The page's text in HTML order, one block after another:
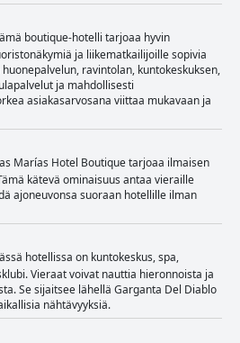
boutique-hotelli tarjoaa hyvin
ja liikematkailijoille sopivia
ravintolan, kuntokeskuksen,
ja mahdollisesti
asiakasarvosana viittaa mukavaan ja
Marías Hotel Boutique tarjoaa ilmaisen
kätevä ominaisuus antaa vieraille
ajoneuvonsa suoraan hotellille ilman
hotellissa on kuntokeskus, spa,
Vieraat voivat nauttia hieronnoista ja
Se sijaitsee lähellä Garganta Del Diablo
nähtävyyksiä.